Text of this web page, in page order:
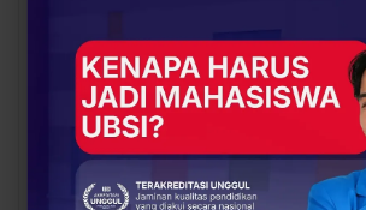
You Might Also Like
BERITA EVENT